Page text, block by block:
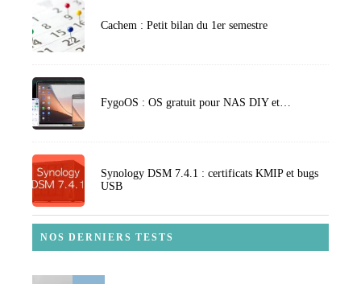
Cachem : Petit bilan du 1er semestre
FygoOS : OS gratuit pour NAS DIY et…
Synology DSM 7.4.1 : certificats KMIP et bugs
USB
NOS DERNIERS TESTS